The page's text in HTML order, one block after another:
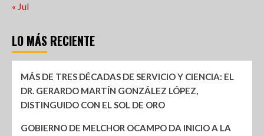
« Jul
LO MÁS RECIENTE
MÁS DE TRES DÉCADAS DE SERVICIO Y CIENCIA: EL
DR. GERARDO MARTÍN GONZÁLEZ LÓPEZ,
DISTINGUIDO CON EL SOL DE ORO
GOBIERNO DE MELCHOR OCAMPO DA INICIO A LA